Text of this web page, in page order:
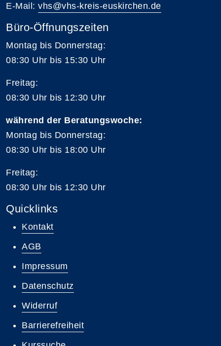
E-Mail: vhs@vhs-kreis-euskirchen.de
Büro-Öffnungszeiten
Montag bis Donnerstag:
08:30 Uhr bis 15:30 Uhr
Freitag:
08:30 Uhr bis 12:30 Uhr
während der Beratungswoche:
Montag bis Donnerstag:
08:30 Uhr bis 18:00 Uhr
Freitag:
08:30 Uhr bis 12:30 Uhr
Quicklinks
Kontakt
AGB
Impressum
Datenschutz
Widerruf
Barrierefreiheit